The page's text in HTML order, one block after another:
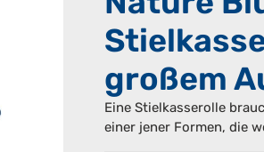
großem
Eine Stielkasserolle
einer jener Formen, die